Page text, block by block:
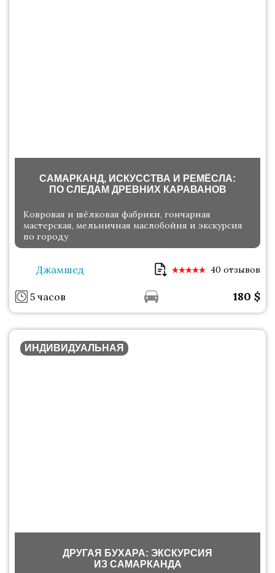
САМАРКАНД, ИСКУССТВА И РЕМЁСЛА:
ПО СЛЕДАМ ДРЕВНИХ КАРАВАНОВ
Ковровая и шёлковая фабрики, гончарная
мастерская, мельничная маслобойня и экскурсия
по городу
Джамшед 40 отзывов
5 часов 180 $
ИНДИВИДУАЛЬНАЯ
ДРУГАЯ БУХАРА: ЭКСКУРСИЯ
ИЗ САМАРКАНДА